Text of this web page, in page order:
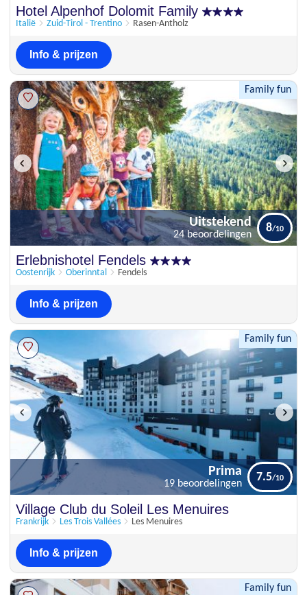
Schitterend
20 beoordelingen
Hotel Alpenhof Dolomit Family
Italië Zuid-Tirol - Trentino Rasen-Antholz
Info & prijzen
Family fun
Uitstekend
Erlebnishotel Fendels
Oostenrijk Oberinntal Fendels
Uitstekend
24 beoordelingen
8
Info & prijzen
Family fun
Prima
19 beoordelingen
Village Club du Soleil Les Menuires
Frankrijk Les Trois Vallées Les Menuires
Prima
19 beoordelingen
7.5
Info & prijzen
Family fun